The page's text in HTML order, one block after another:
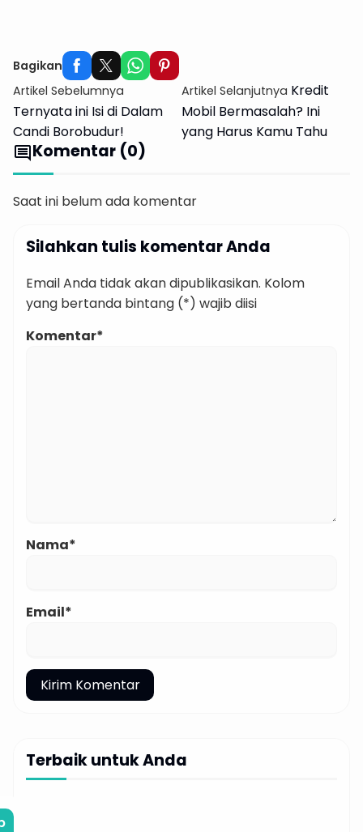
Bagikan
Artikel Sebelumnya
Ternyata ini Isi di Dalam
Candi Borobudur!
Artikel Selanjutnya Kredit
Mobil Bermasalah? Ini
yang Harus Kamu Tahu
commentKomentar (0)
Saat ini belum ada komentar
Silahkan tulis komentar Anda
Email Anda tidak akan dipublikasikan. Kolom
yang bertanda bintang (*) wajib diisi
Komentar*
Nama*
Email*
Terbaik untuk Anda